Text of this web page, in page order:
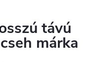
távú
márka